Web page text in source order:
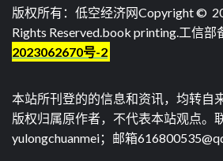
版权所有：低空经济网Copyright ©
Rights Reserved.book printing.工信部
2023062670号-2
本站所刊登的的信息和资讯，均转自
版权归属原作者，不代表本站观点。
yulongchuanmei；邮箱